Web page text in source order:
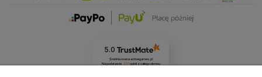
5.0
Średnia ocena activegames.pl
Na podstawie 327opinii z całego okresu